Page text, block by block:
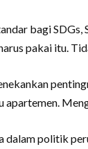
bagi
pakai itu.
apartemen.
dalam politik